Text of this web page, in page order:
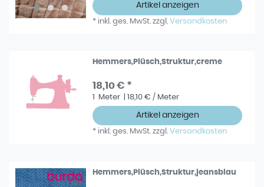
Artikel anzeigen
* inkl. ges. MwSt. zzgl.Versandkosten
Hemmers,Plüsch,Struktur,creme
18,10 € *
1 Meter | 18,10 € / Meter
Artikel anzeigen
* inkl. ges. MwSt. zzgl.Versandkosten
Hemmers,Plüsch,Struktur,jeansblau